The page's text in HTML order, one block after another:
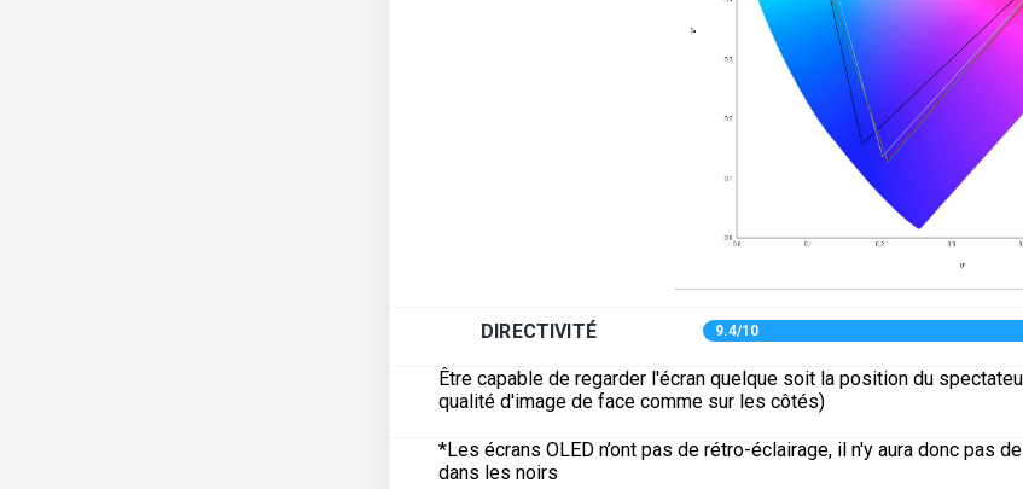
DIRECTIVITÉ 9.4/10
Être capable de regarder l'écran quelque soit la position du
qualité d'image de face comme sur les côtés)
*Les écrans OLED n’ont pas de rétro-éclairage, il n'y aura donc pas
dans les noirs